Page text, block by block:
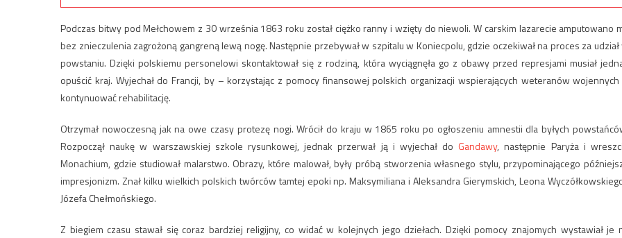
Podczas bitwy pod Mełchowem z 30 września 1863 roku został ciężko ranny i wzięty do niewoli. W carskim lazarecie amputowano
bez znieczulenia zagrożoną gangreną lewą nogę. Następnie przebywał w szpitalu w Koniecpolu, gdzie oczekiwał na proces za udział
powstaniu. Dzięki polskiemu personelowi skontaktował się z rodziną, która wyciągnęła go z obawy przed represjami musiał
opuścić kraj. Wyjechał do Francji, by – korzystając z pomocy finansowej polskich organizacji wspierających weteranów
kontynuować rehabilitację.
Otrzymał nowoczesną jak na owe czasy protezę nogi. Wrócił do kraju w 1865 roku po ogłoszeniu amnestii dla byłych
Rozpoczął naukę w warszawskiej szkole rysunkowej, jednak przerwał ją i wyjechał do Gandawy, następnie Paryża i
Monachium, gdzie studiował malarstwo. Obrazy, które malował, były próbą stworzenia własnego stylu, przypominającego
impresjonizm. Znał kilku wielkich polskich twórców tamtej epoki np. Maksymiliana i Aleksandra Gierymskich, Leona
Józefa Chełmońskiego.
Z biegiem czasu stawał się coraz bardziej religijny, co widać w kolejnych jego dziełach. Dzięki pomocy znajomych wystawiał je